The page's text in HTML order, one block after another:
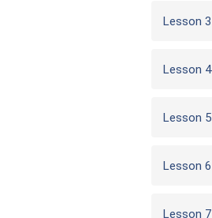
Lesson 3
Lesson 4
Lesson 5
Lesson 6
Lesson 7